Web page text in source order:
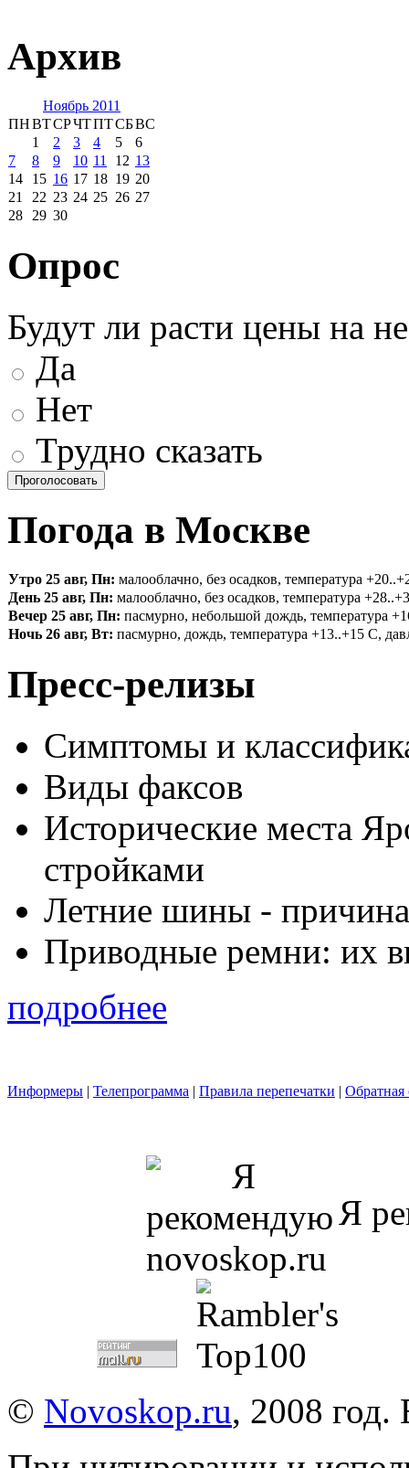
Архив
Ноябрь 2011
ПНВТСРЧТПТСБВС
1
2 3 4 5
6
7
8 9 10 11 12 13
14
15 16 17 18 19 20
21
22 23 24 25 26 27
28
29 30
Опрос
Будут ли расти цены на
Да
Нет
Трудно сказать
Погода в Москве
Утро 25 авг, Пн: малооблачно, без осадков, температура
День 25 авг, Пн: малооблачно, без осадков, температура
Вечер 25 авг, Пн: пасмурно, небольшой дождь, температура
Ночь 26 авг, Вт: пасмурно, дождь, температура +13..+15 С,
Пресс-релизы
Симптомы и
Виды факсов
Исторические места
стройками
Летние шины -
Приводные ремни: их
подробнее
Информеры | Телепрограмма | Правила перепечатки | Обратная
Я
© Novoskop.ru, 2008